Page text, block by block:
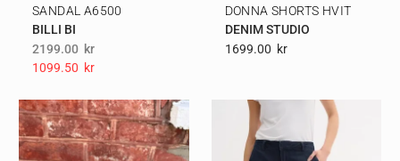
SANDAL A6500
BILLI BI
2199.00 kr
1099.50 Kr
DONNA SHORTS HVIT
DENIM STUDIO
1699.00 Kr